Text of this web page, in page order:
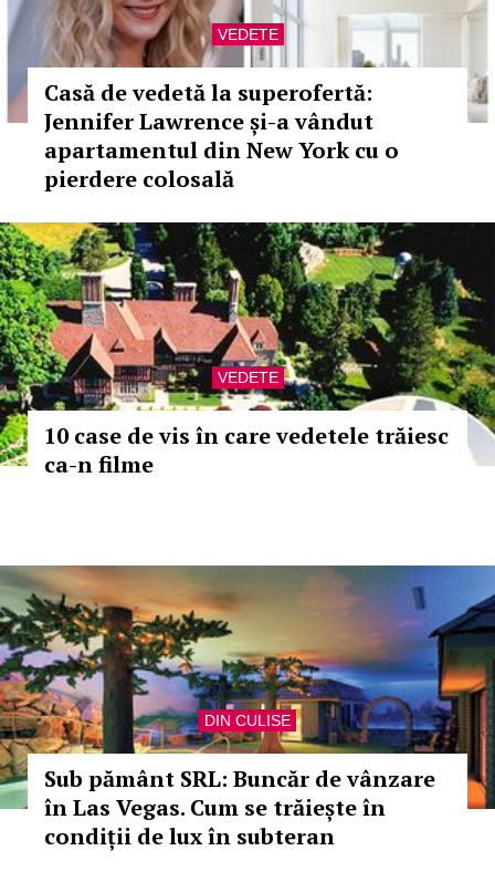
VEDETE
Casă de vedetă la superofertă:
Jennifer Lawrence și-a vândut
apartamentul din New York cu o
pierdere colosală
VEDETE
10 case de vis în care vedetele trăiesc
ca-n filme
DIN CULISE
Sub pământ SRL: Buncăr de vânzare
în Las Vegas. Cum se trăiește în
condiții de lux în subteran